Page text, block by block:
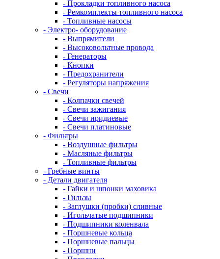
- Прокладки топливного насоса
- Ремкомплекты топливного насоса
- Топливные насосы
- Электро- оборудование
- Выпрямители
- Высоковольтные провода
- Генераторы
- Кнопки
- Предохранители
- Регуляторы напряжения
- Свечи
- Колпачки свечей
- Свечи зажигания
- Свечи иридиевые
- Свечи платиновые
- Фильтры
- Воздушные фильтры
- Масляные фильтры
- Топливные фильтры
- Гребные винты
- Детали двигателя
- Гайки и шпонки маховика
- Гильзы
- Заглушки (пробки) сливные
- Игольчатые подшипники
- Подшипники коленвала
- Поршневые кольца
- Поршневые пальцы
- Поршни